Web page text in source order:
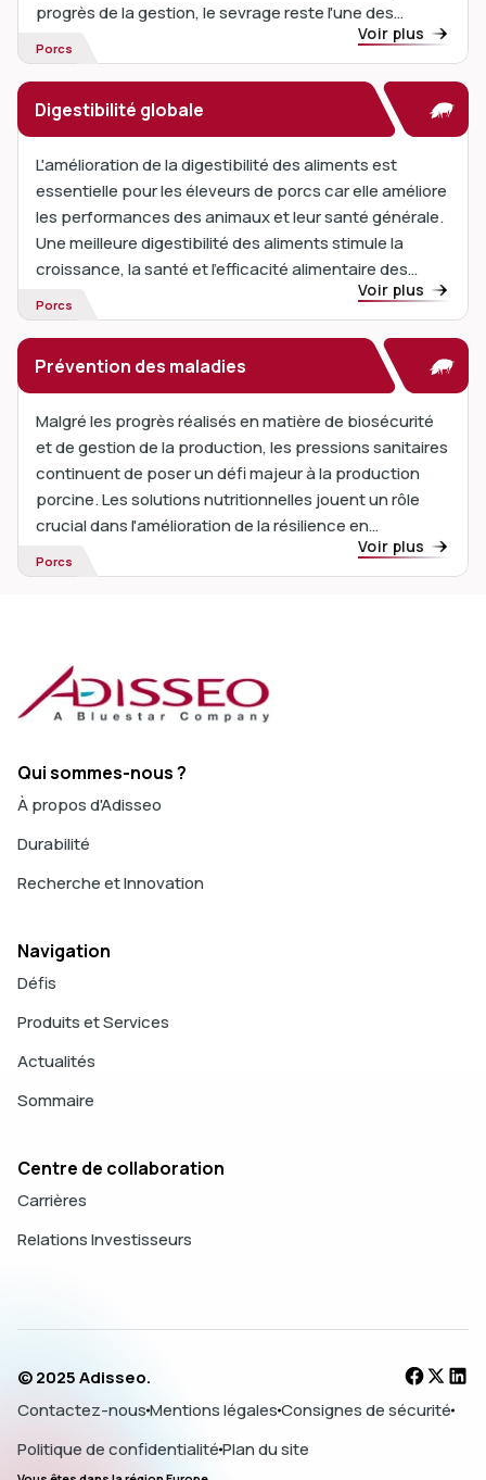
progrès de la gestion, le sevrage reste l'une des
périodes les plus stressantes de la vie d'un porc....
Voir plus
Porcs
Digestibilité globale
L'amélioration de la digestibilité des aliments est
essentielle pour les éleveurs de porcs car elle améliore
les performances des animaux et leur santé générale.
Une meilleure digestibilité des aliments stimule la
croissance, la santé et l'efficacité alimentaire des
porcs. Les facteurs antinutritionnels réduisent
l'absorption des nutriments...
Voir plus
Porcs
Prévention des maladies
Malgré les progrès réalisés en matière de biosécurité
et de gestion de la production, les pressions sanitaires
continuent de poser un défi majeur à la production
porcine. Les solutions nutritionnelles jouent un rôle
crucial dans l'amélioration de la résilience en
Voir plus
Porcs
Qui sommes-nous ?
À propos d'Adisseo
Durabilité
Recherche et Innovation
Navigation
Défis
Produits et Services
Actualités
Sommaire
Centre de collaboration
Carrières
Relations Investisseurs
© 2025 Adisseo.
Contactez-nousMentions légalesConsignes de sécurité
Politique de confidentialitéPlan du site